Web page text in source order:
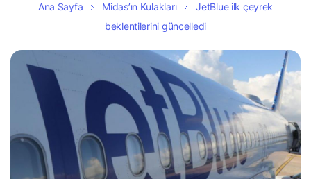
Ana Sayfa Midas’ın Kulakları
JetBlue ilk çeyrek
beklentilerini güncelledi